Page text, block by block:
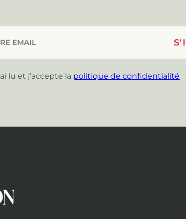
lu et j’accepte la politique de confidentialité